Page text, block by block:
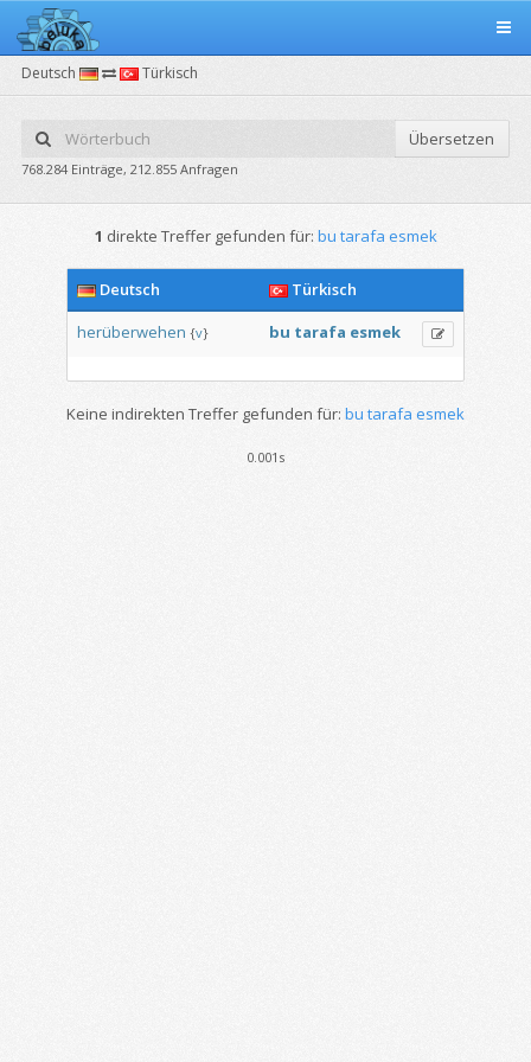
Deutsch Türkisch
Übersetzen
768.284 Einträge, 212.855 Anfragen
1 direkte Treffer gefunden für: bu tarafa esmek
Deutsch
Türkisch
herüberwehen {v} bu tarafa esmek
Keine indirekten Treffer gefunden für: bu tarafa esmek
0.001s